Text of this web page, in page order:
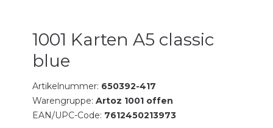
1001 Karten A5 classic
blue
Artikelnummer: 650392-417
Warengruppe:Artoz 1001 offen
EAN/UPC-Code: 7612450213973